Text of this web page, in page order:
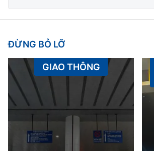
ĐỪNG BỎ LỠ
GIAO THÔNG